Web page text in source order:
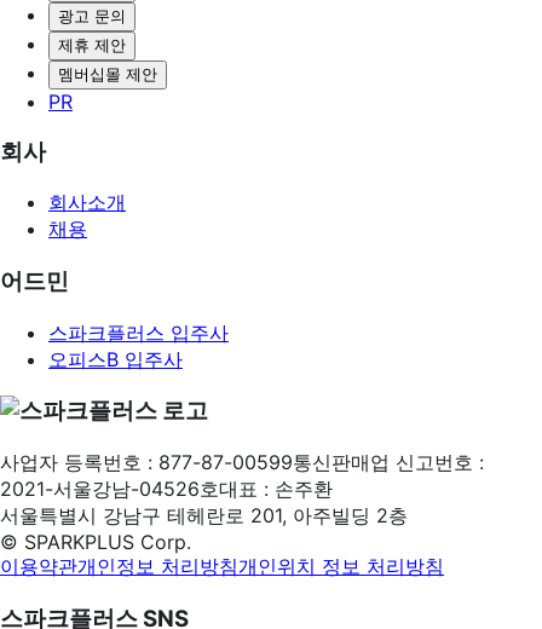
광고 문의
제휴 제안
멤버십몰 제안
PR
회사
회사소개
채용
어드민
스파크플러스 입주사
오피스B 입주사
사업자 등록번호 : 877-87-00599통신판매업 신고번호 :
2021-서울강남-04526호대표 : 손주환
서울특별시 강남구 테헤란로 201, 아주빌딩 2층
© SPARKPLUS Corp.
이용약관개인정보 처리방침개인위치 정보 처리방침
스파크플러스 SNS